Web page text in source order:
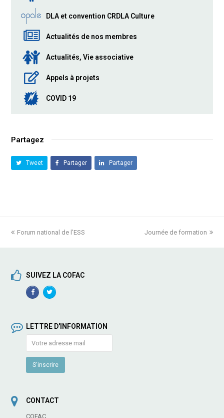
DLA et convention CRDLA Culture
Actualités de nos membres
Actualités, Vie associative
Appels à projets
COVID 19
Partagez
Tweet Partager Partager
previous
Forum national de l’ESS
next
Journée de formation
SUIVEZ LA COFAC
FacebookTwitterProfile
LETTRE D'INFORMATION
CONTACT
COFAC